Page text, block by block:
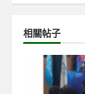
相關帖子